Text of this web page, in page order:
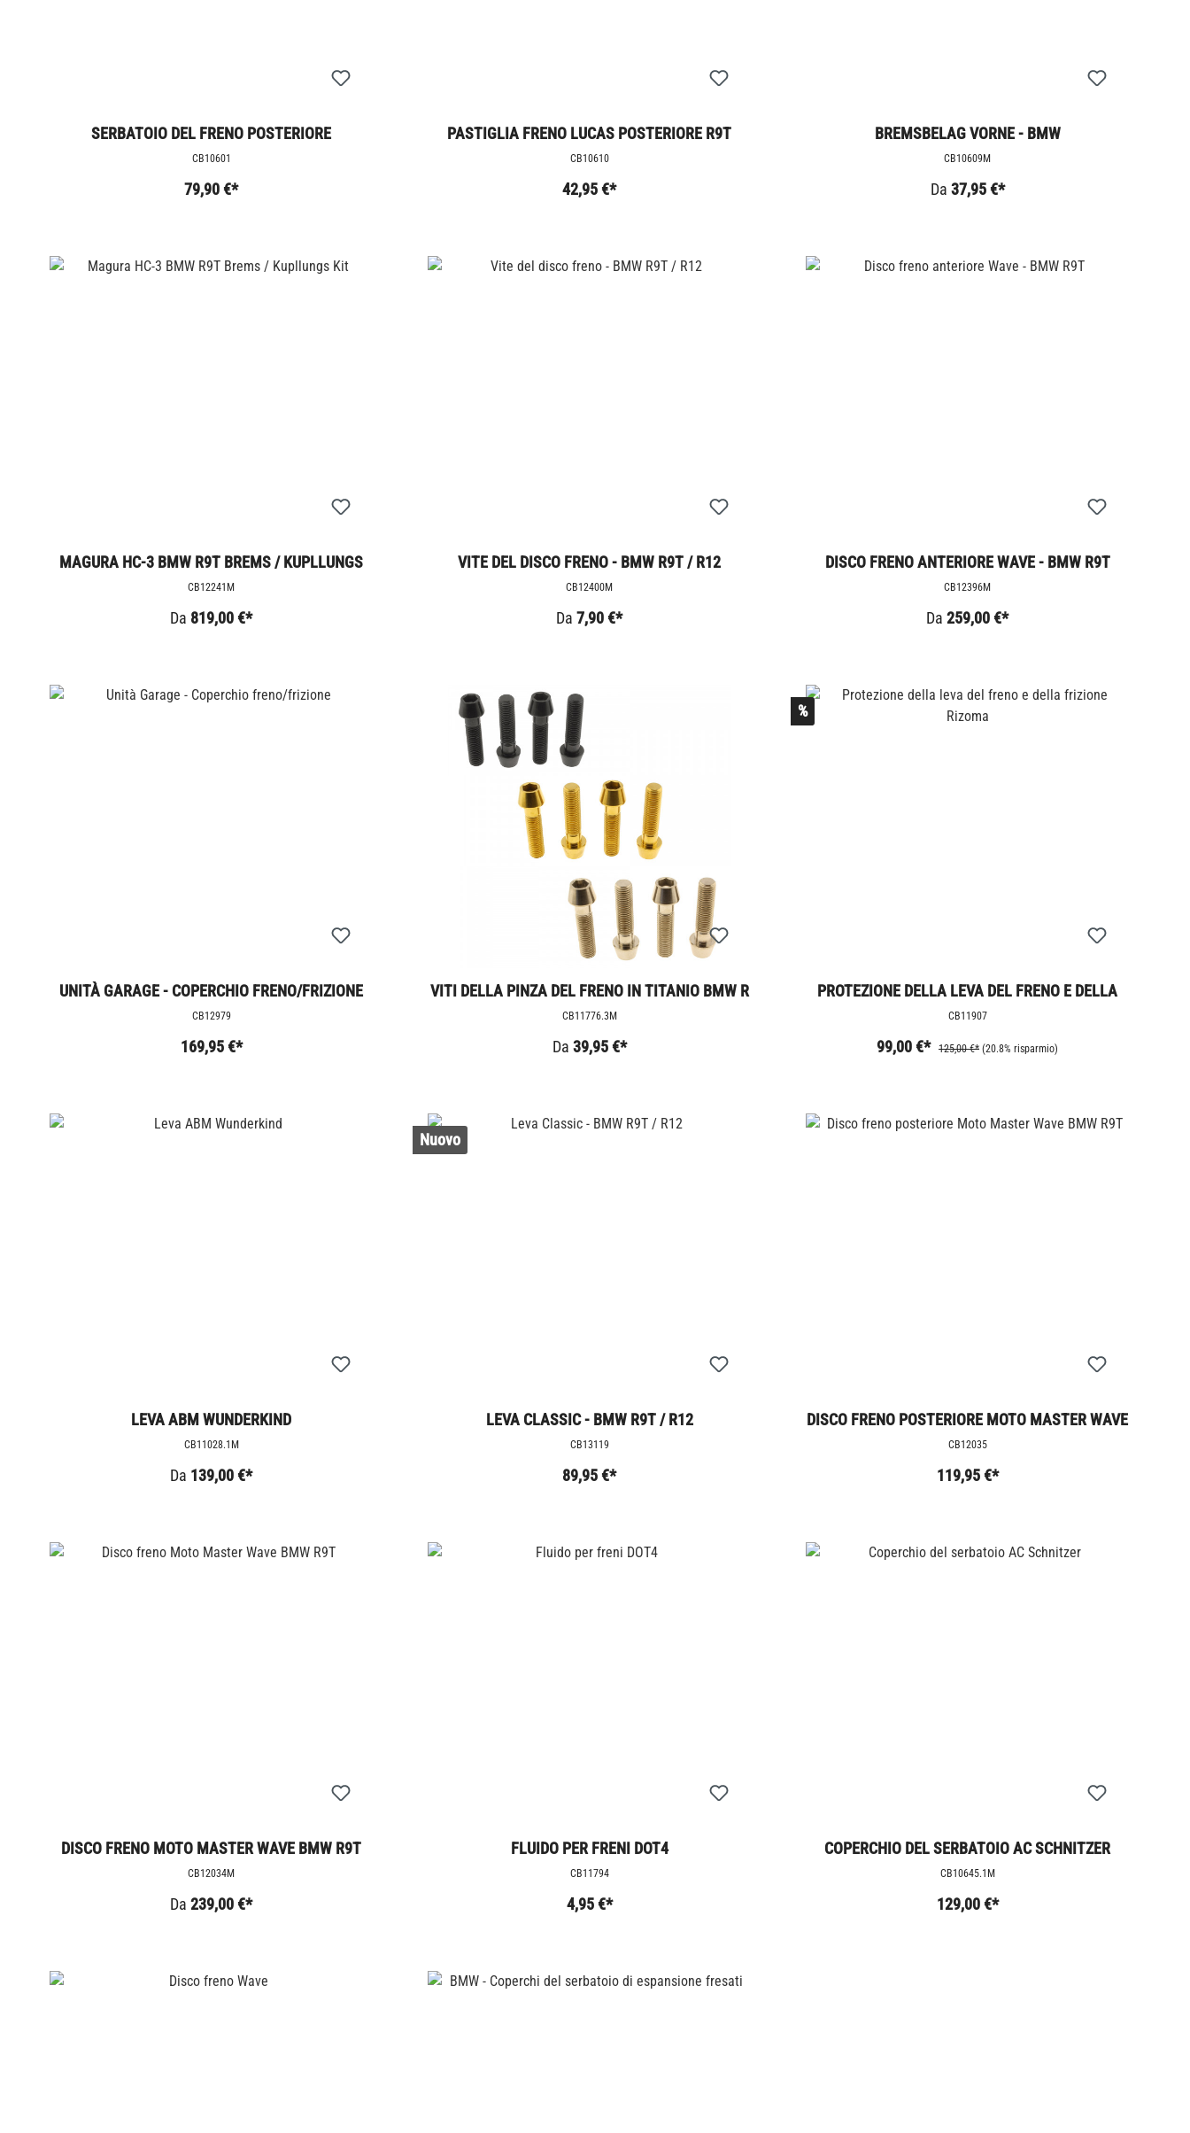
SERBATOIO DEL FRENO POSTERIORE
CB10601
79,90 €*
PASTIGLIA FRENO LUCAS POSTERIORE R9T
CB10610
42,95 €*
BREMSBELAG VORNE - BMW
CB10609M
Da 37,95 €*
MAGURA HC-3 BMW R9T BREMS / KUPLLUNGS
KIT
CB12241M
Da 819,00 €*
VITE DEL DISCO FRENO - BMW R9T / R12
CB12400M
Da7,90 €*
DISCO FRENO ANTERIORE WAVE - BMW R9T
CB12396M
Da259,00 €*
UNITÀ GARAGE - COPERCHIO FRENO/FRIZIONE
CB12979
169,95 €*
VITI DELLA PINZA DEL FRENO IN TITANIO BMW R
NINE T
CB11776.3M
Da 39,95 €*
%
PROTEZIONE DELLA LEVA DEL FRENO E DELLA
FRIZIONE RIZOMA
CB11907
99,00 €* 125,00 €* (20.8% risparmio)
LEVA ABM WUNDERKIND
CB11028.1M
Da 139,00 €*
Nuovo
LEVA CLASSIC - BMW R9T / R12
CB13119
89,95 €*
DISCO FRENO POSTERIORE MOTO MASTER WAVE
BMW R9T
CB12035
119,95 €*
DISCO FRENO MOTO MASTER WAVE BMW R9T
CB12034M
Da 239,00 €*
FLUIDO PER FRENI DOT4
CB11794
4,95 €*
COPERCHIO DEL SERBATOIO AC SCHNITZER
CB10645.1M
129,00 €*